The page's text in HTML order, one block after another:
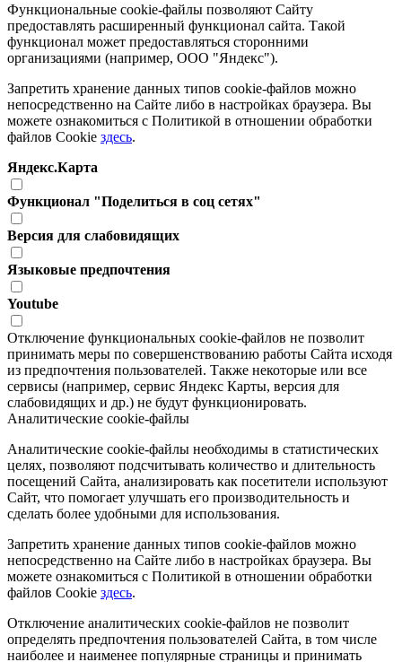
Функциональные cookie-файлы позволяют Сайту
предоставлять расширенный функционал сайта. Такой
функционал может предоставляться сторонними
организациями (например, ООО "Яндекс").
Запретить хранение данных типов cookie-файлов можно
непосредственно на Сайте либо в настройках браузера. Вы
можете ознакомиться с Политикой в отношении обработки
файлов Cookie здесь.
Яндекс.Карта
Функционал "Поделиться в соц сетях"
Версия для слабовидящих
Языковые предпочтения
Youtube
Отключение функциональных cookie-файлов не позволит
принимать меры по совершенствованию работы Сайта исходя
из предпочтения пользователей. Также некоторые или все
сервисы (например, сервис Яндекс Карты, версия для
слабовидящих и др.) не будут функционировать.
Аналитические cookie-файлы
Аналитические cookie-файлы необходимы в статистических
целях, позволяют подсчитывать количество и длительность
посещений Сайта, анализировать как посетители используют
Сайт, что помогает улучшать его производительность и
сделать более удобными для использования.
Запретить хранение данных типов cookie-файлов можно
непосредственно на Сайте либо в настройках браузера. Вы
можете ознакомиться с Политикой в отношении обработки
файлов Cookie здесь.
Отключение аналитических cookie-файлов не позволит
определять предпочтения пользователей Сайта, в том числе
наиболее и наименее популярные страницы и принимать